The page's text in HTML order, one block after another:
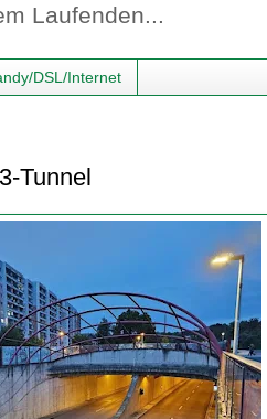
Laufenden...
DSL/Internet
Tunnel